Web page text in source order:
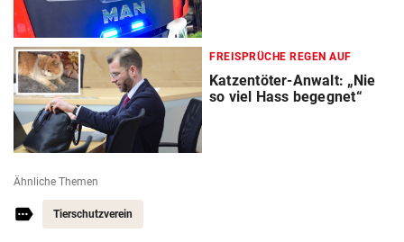
FREISPRÜCHE REGEN AUF
Katzentöter-Anwalt: „Nie
so viel Hass begegnet“
Ähnliche Themen
Tierschutzverein